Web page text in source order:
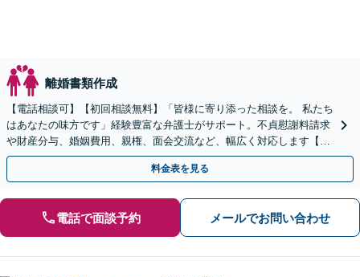
離婚書類作成
【電話相談可】【初回相談無料】「皆様に寄り添った相談を。 私たち
はあなたの味方です」経験豊富な弁護士がサポート。不貞慰謝料請求
や財産分与、婚姻費用、親権、面会交流など、幅広く対応します【夜
間・休日面談可】【完全個室】【名古屋駅7分】
料金表を見る
電話で面談予約 メールでお問い合わせ